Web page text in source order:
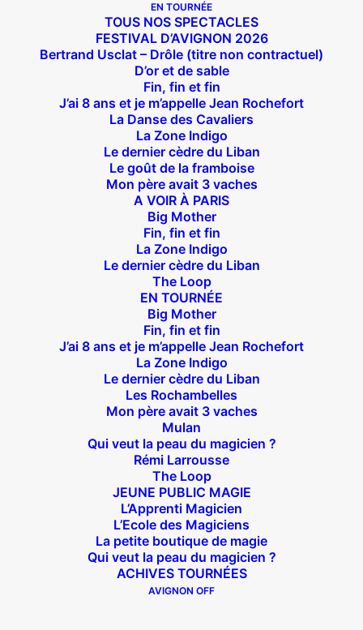
EN TOURNÉE
TOUS NOS SPECTACLES
FESTIVAL D’AVIGNON 2026
Bertrand Usclat – Drôle (titre non contractuel)
D’or et de sable
Fin, fin et fin
J’ai 8 ans et je m’appelle Jean Rochefort
La Danse des Cavaliers
La Zone Indigo
Le dernier cèdre du Liban
Le goût de la framboise
Mon père avait 3 vaches
A VOIR À PARIS
Big Mother
Fin, fin et fin
La Zone Indigo
Le dernier cèdre du Liban
The Loop
EN TOURNÉE
Big Mother
Fin, fin et fin
J’ai 8 ans et je m’appelle Jean Rochefort
La Zone Indigo
Le dernier cèdre du Liban
Les Rochambelles
Mon père avait 3 vaches
Mulan
Qui veut la peau du magicien ?
Rémi Larrousse
The Loop
JEUNE PUBLIC MAGIE
L’Apprenti Magicien
L’Ecole des Magiciens
La petite boutique de magie
Qui veut la peau du magicien ?
ACHIVES TOURNÉES
AVIGNON OFF
Suivez nous !
Théâtre des Béliers Parisiens
14 bis rue Sainte Isaure 75018 Paris
Joffrin / Simplon – Loc :01 42 62 35 00
À l’affiche
Big Mother
La Zone Indigo
Le goût de la framboise
Fin, fin et fin
The Loop
En tournée